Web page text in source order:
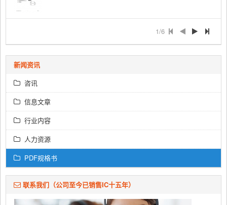
1/6
新闻资讯
咨讯
信息文章
行业内容
人力资源
PDF规格书
联系我们（公司至今已销售IC十五年）